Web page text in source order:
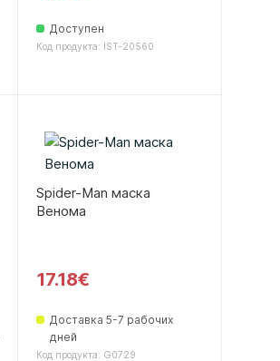
Доступен
Код продукта: IST-20560
Spider-Man маска
Венома
17.18€
Доставка 5-7 рабочих
дней
Код продукта: G0729